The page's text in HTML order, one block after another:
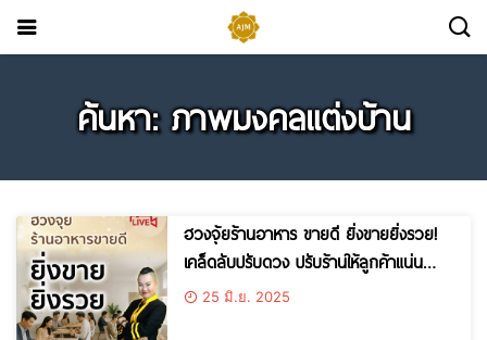
ค้นหา: ภาพมงคลแต่งบ้าน
ฮวงจุ้ยร้านอาหาร ขายดี ยิ่งขายยิ่งรวย!
เคล็ดลับปรับดวง ปรับร้านให้ลูกค้าแน่น
ตลอดปี
25 มิ.ย. 2025